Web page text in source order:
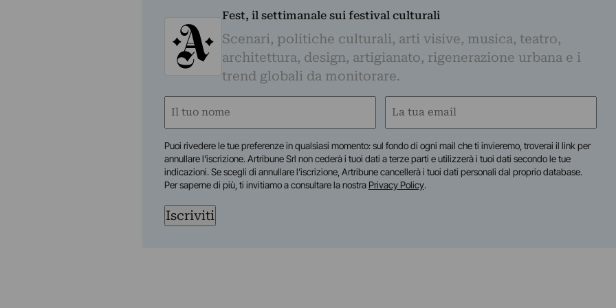
Fest, il settimanale sui festival culturali
Scenari, politiche culturali, arti visive, musica, teatro,
architettura, design, artigianato, rigenerazione urbana e i
trend globali da monitorare.
Nome
Email
Puoi rivedere le tue preferenze in qualsiasi momento: sul fondo di ogni mail che ti invieremo, troverai il link per
annullare l’iscrizione. Artribune Srl non cederà i tuoi dati a terze parti e utilizzerà i tuoi dati secondo le tue
indicazioni. Se scegli di annullare l’iscrizione, Artribune cancellerà i tuoi dati personali dal proprio database.
Per saperne di più, ti invitiamo a consultare la nostra Privacy Policy.
Iscriviti